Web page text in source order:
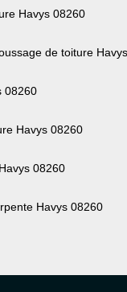
Havys 08260
de toiture
08260
Havys 08260
08260
Havys 08260